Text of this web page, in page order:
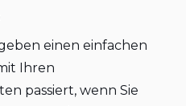
einen einfachen
Ihren
passiert, wenn Sie